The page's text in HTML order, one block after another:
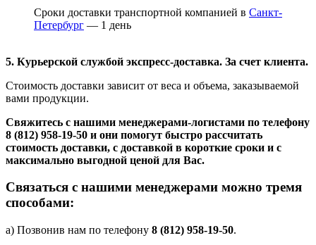
Сроки доставки транспортной компанией в Санкт-
Петербург — 1 день
5. Курьерской службой экспресс-доставка. За счет клиента.
Стоимость доставки зависит от веса и объема, заказываемой
вами продукции.
Свяжитесь с нашими менеджерами-логистами по телефону
8 (812) 958-19-50 и они помогут быстро рассчитать
стоимость доставки, с доставкой в короткие сроки и с
максимально выгодной ценой для Вас.
Связаться с нашими менеджерами можно тремя
способами:
а) Позвонив нам по телефону 8 (812) 958-19-50.